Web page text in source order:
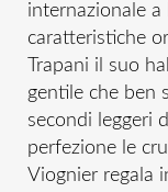
internazionale a
caratteristiche
Trapani il suo
gentile che ben
secondi leggeri
perfezione le
Viognier regala